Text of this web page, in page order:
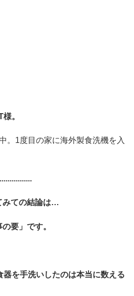
。
。1度目の家に海外製食洗機を入
みての結論は…
要」です。
器を手洗いしたのは本当に数える